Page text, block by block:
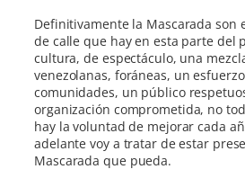
Definitivamente la Mascarada son
de calle que hay en esta parte del
cultura, de espectáculo, una
venezolanas, foráneas, un
comunidades, un público
organización comprometida, no
hay la voluntad de mejorar cada
adelante voy a tratar de estar
Mascarada que pueda.